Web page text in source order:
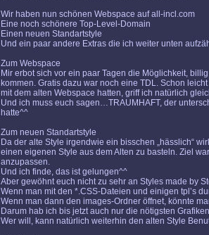
Wir haben nun schönen Webspace auf all-incl.com
Eine noch schönere Top-Level-Domain
Einen neuen Standartstyle
Und ein paar andere Extras die ich weiter unten
Zum Webspace
Mir erbot sich vor ein paar Tagen die Möglichkeit,
kommen. Gratis dazu war noch eine TDL. Schon
mit dem alten Webspace hatten, griff ich natürlich
Und ich muss euch sagen…TRAUMHAFT, der
hatte^^
Zum neuen Standartstyle
Da der alte Style irgendwie ein bisschen „hässlich“
einen eigenen Style aus dem Alten zu basteln. Ziel
anzupassen.
Und ich finde, das ist gelungen^^
Aber gewöhnt euch nicht zu sehr an Styles made by
Wenn man mit den *.CSS-Dateien und einigen tpl’s
Wenn man dann den images-Ordner öffnet, könnte
Darum hab ich bis jetzt auch nur die nötigsten
Wer will, kann natürlich weiterhin den alten Style